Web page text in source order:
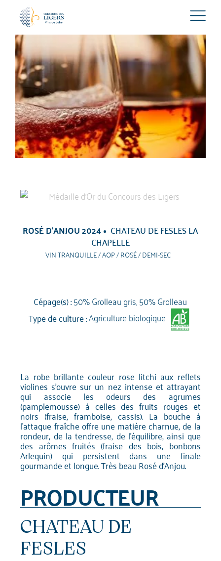
ROSÉ D'ANJOU 2024 CHATEAU DE FESLES LA
CHAPELLE
VIN TRANQUILLE / AOP / ROSÉ / DEMI-SEC
Cépage(s) :50% Grolleau gris, 50% Grolleau
Type de culture :Agriculture biologique
La robe brillante couleur rose litchi aux reflets
violines s'ouvre sur un nez intense et attrayant
qui associe les odeurs des agrumes
(pamplemousse) à celles des fruits rouges et
noirs (fraise, framboise, cassis). La bouche à
l'attaque fraîche offre une matière charnue, de la
rondeur, de la tendresse, de l'équilibre, ainsi que
des arômes fruités (fraise des bois, bonbons
Arlequin) qui persistent dans une finale
gourmande et longue. Très beau Rosé d'Anjou.
PRODUCTEUR
CHATEAU DE
FESLES